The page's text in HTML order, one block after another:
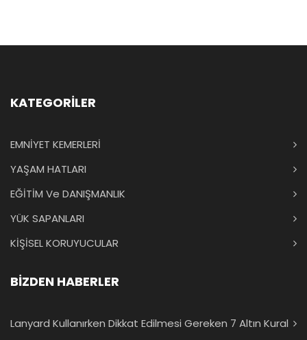
KATEGORİLER
EMNİYET KEMERLERİ
YAŞAM HATLARI
EĞİTİM Ve DANIŞMANLIK
YÜK SAPANLARI
KİŞİSEL KORUYUCULAR
BİZDEN HABERLER
Lanyard Kullanırken Dikkat Edilmesi Gereken 7 Altın Kural